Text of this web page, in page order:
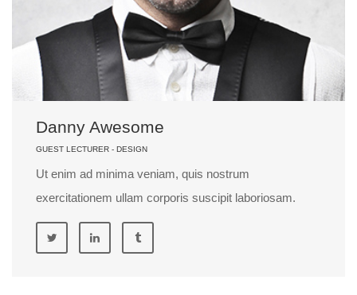
Danny Awesome
GUEST LECTURER - DESIGN
Ut enim ad minima veniam, quis nostrum
exercitationem ullam corporis suscipit laboriosam.